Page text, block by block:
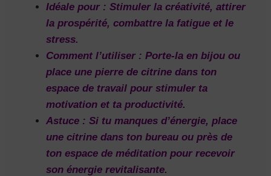
Idéale pour : Stimuler la créativité, attirer
la prospérité, combattre la fatigue et le
stress.
Comment l’utiliser : Porte-la en bijou ou
place une pierre de citrine dans ton
espace de travail pour stimuler ta
motivation et ta productivité.
Astuce : Si tu manques d’énergie, place
une citrine dans ton bureau ou près de
ton espace de méditation pour recevoir
son énergie revitalisante.